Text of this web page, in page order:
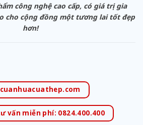
công nghệ cao cấp, có giá trị gia
cho cộng đồng một tương lai tốt đẹp
hơn!
vấn miễn phí: 0824.400.400